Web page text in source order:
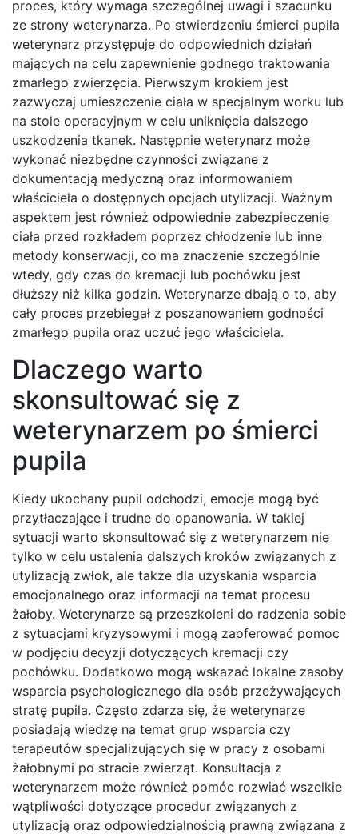
proces, który wymaga szczególnej uwagi i szacunku
ze strony weterynarza. Po stwierdzeniu śmierci pupila
weterynarz przystępuje do odpowiednich działań
mających na celu zapewnienie godnego traktowania
zmarłego zwierzęcia. Pierwszym krokiem jest
zazwyczaj umieszczenie ciała w specjalnym worku lub
na stole operacyjnym w celu uniknięcia dalszego
uszkodzenia tkanek. Następnie weterynarz może
wykonać niezbędne czynności związane z
dokumentacją medyczną oraz informowaniem
właściciela o dostępnych opcjach utylizacji. Ważnym
aspektem jest również odpowiednie zabezpieczenie
ciała przed rozkładem poprzez chłodzenie lub inne
metody konserwacji, co ma znaczenie szczególnie
wtedy, gdy czas do kremacji lub pochówku jest
dłuższy niż kilka godzin. Weterynarze dbają o to, aby
cały proces przebiegał z poszanowaniem godności
zmarłego pupila oraz uczuć jego właściciela.
Dlaczego warto
skonsultować się z
weterynarzem po śmierci
pupila
Kiedy ukochany pupil odchodzi, emocje mogą być
przytłaczające i trudne do opanowania. W takiej
sytuacji warto skonsultować się z weterynarzem nie
tylko w celu ustalenia dalszych kroków związanych z
utylizacją zwłok, ale także dla uzyskania wsparcia
emocjonalnego oraz informacji na temat procesu
żałoby. Weterynarze są przeszkoleni do radzenia sobie
z sytuacjami kryzysowymi i mogą zaoferować pomoc
w podjęciu decyzji dotyczących kremacji czy
pochówku. Dodatkowo mogą wskazać lokalne zasoby
wsparcia psychologicznego dla osób przeżywających
stratę pupila. Często zdarza się, że weterynarze
posiadają wiedzę na temat grup wsparcia czy
terapeutów specjalizujących się w pracy z osobami
żałobnymi po stracie zwierząt. Konsultacja z
weterynarzem może również pomóc rozwiać wszelkie
wątpliwości dotyczące procedur związanych z
utylizacją oraz odpowiedzialnością prawną związana z